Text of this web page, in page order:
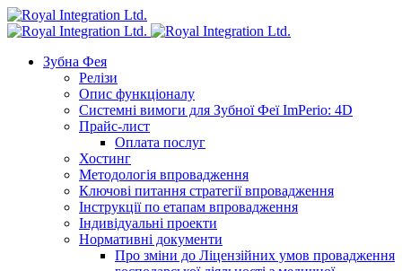
Зубна Фея
Релізи
Опис функціоналу
Системні вимоги для Зубної Феї ImPerio: 4D
Прайс-лист
Оплата послуг
Хостинг
Методологія впровадження
Ключові питання стратегії впровадження
Інструкції по етапам впровадження
Індивідуальні проекти
Нормативні документи
Про зміни до Ліцензійних умов провадження